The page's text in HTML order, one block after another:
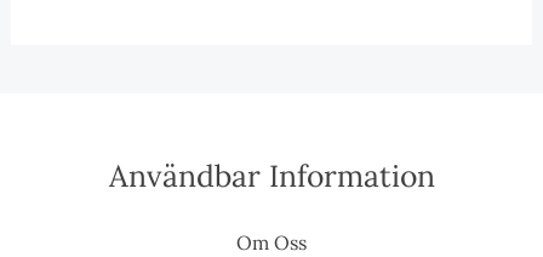
Användbar Information
Om Oss